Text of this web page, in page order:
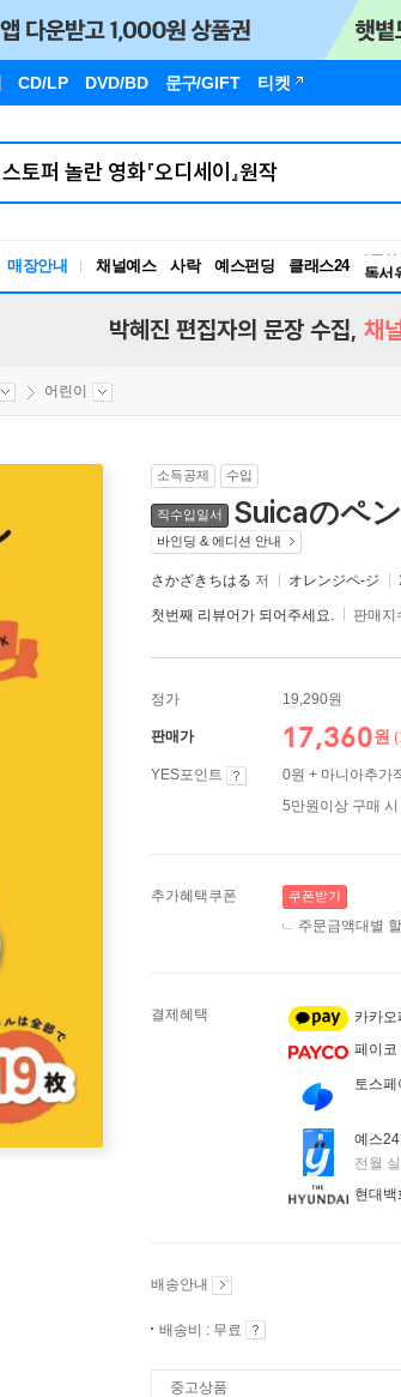
CD/LP DVD/BD 문구/GIFT 티켓
매장안내 채널예스 사락 예스펀딩 클래스24
독서
박혜진 편집자의 문장 수집, 채
어린이
소득공제 수입
직수입일서 Suicaのペ
바인딩 & 에디션 안내
さかざきちはる 저 オレンジペ-ジ
첫번째 리뷰어가 되어주세요. 판매지
정가 19,290원
판매가 17,360원
YES포인트
0원 + 마니아추가
5만원이상 구매
추가혜택쿠폰 쿠폰받기
주문금액대별
결제혜택 카카오
페이코
토스페
예스
전월
현대백
배송안내
배송비 : 무료
중고상품